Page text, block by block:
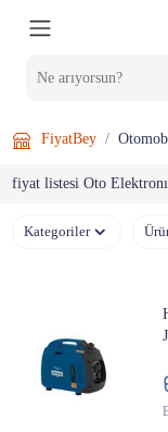
FiyatBey
fiyat listesi Oto
Kategoriler